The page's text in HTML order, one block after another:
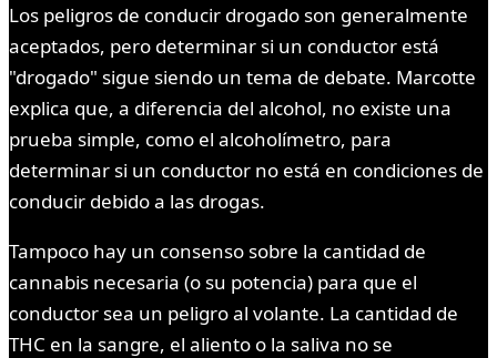
Los peligros de conducir drogado son generalmente
aceptados, pero determinar si un conductor está
"drogado" sigue siendo un tema de debate. Marcotte
explica que, a diferencia del alcohol, no existe una
prueba simple, como el alcoholímetro, para
determinar si un conductor no está en condiciones de
conducir debido a las drogas.
Tampoco hay un consenso sobre la cantidad de
cannabis necesaria (o su potencia) para que el
conductor sea un peligro al volante. La cantidad de
THC en la sangre, el aliento o la saliva no se